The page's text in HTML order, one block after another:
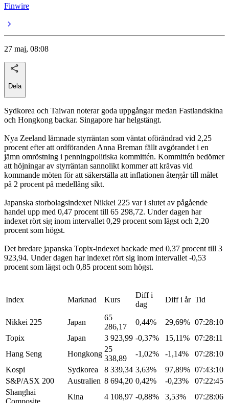
Finwire
27 maj, 08:08
Dela
Sydkorea och Taiwan noterar goda uppgångar medan Fastlandskina
och Hongkong backar. Singapore har helgstängt.
Nya Zeeland lämnade styrräntan som väntat oförändrad vid 2,25
procent efter att ordföranden Anna Breman fällt avgörandet i en
jämn omröstning i penningpolitiska kommittén. Kommittén bedömer
att höjningar av styrräntan sannolikt kommer att krävas vid
kommande möten för att säkerställa att inflationen återgår till målet
på 2 procent på medellång sikt.
Japanska storbolagsindexet Nikkei 225 var i slutet av pågående
handel upp med 0,47 procent till 65 298,72. Under dagen har
indexet rört sig inom intervallet 0,29 procent som lägst och 2,20
procent som högst.
Det bredare japanska Topix-indexet backade med 0,37 procent till 3
923,94. Under dagen har indexet rört sig inom intervallet -0,53
procent som lägst och 0,85 procent som högst.
Index Marknad Kurs
Diff i
dag
Diff i år Tid
Nikkei 225 Japan
65
286,17
0,44% 29,69% 07:28:10
Topix
Japan 3 923,99 -0,37% 15,11% 07:28:11
Hang Seng
Hongkong
25
338,89
-1,02% -1,14%
07:28:10
Kospi
Sydkorea 8 339,34 3,63% 97,89% 07:43:10
S&P/ASX 200
Australien 8 694,20 0,42% -0,23%
07:22:45
Shanghai
Composite
Kina 4 108,97 -0,88% 3,53% 07:28:06